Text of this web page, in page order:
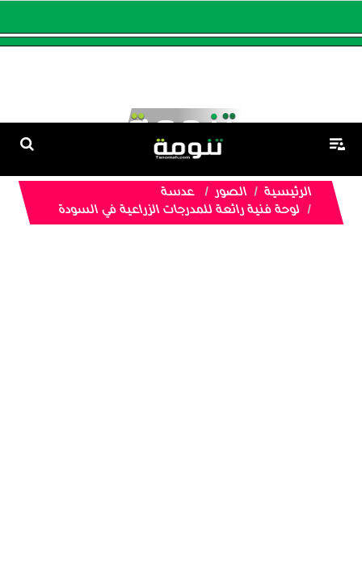
الرئيسية الصور
عدسة
لوحة فنية رائعة للمدرجات الزراعية في السودة